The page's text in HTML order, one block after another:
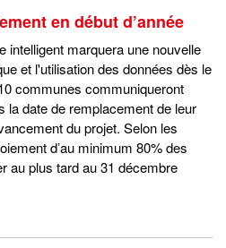
en début d’année
intelligent marquera une nouvelle
et l'utilisation des données dès le
communes communiqueront
la date de remplacement de leur
du projet. Selon les
d’au minimum 80% des
au plus tard au 31 décembre